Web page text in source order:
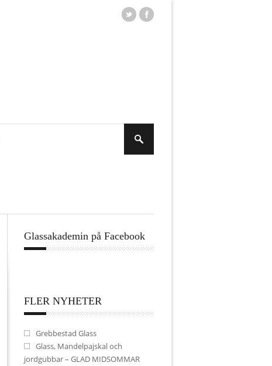
Glassakademin på Facebook
FLER NYHETER
Grebbestad Glass
Glass, Mandelpajskal och
jordgubbar – GLAD MIDSOMMAR